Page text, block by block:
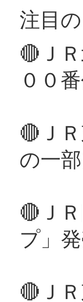
注目
🔴Ｊ
００
🔴Ｊ
の一
🔴Ｊ
プ」
🔴Ｊ